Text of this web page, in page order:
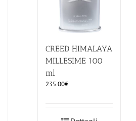
CREED HIMALAYA
MILLESIME 100
ml
235.00€